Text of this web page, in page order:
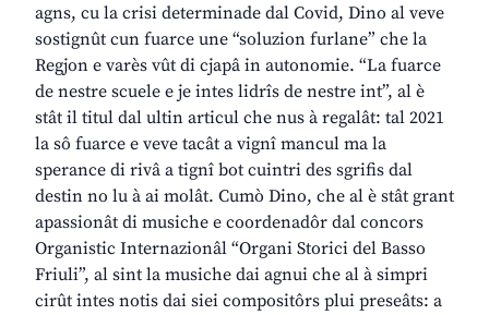
agns, cu la crisi determinade dal Covid, Dino al veve
sostignût cun fuarce une “soluzion furlane” che la
Regjon e varès vût di cjapâ in autonomie. “La fuarce
de nestre scuele e je intes lidrîs de nestre int”, al è
stât il titul dal ultin articul che nus à regalât: tal 2021
la sô fuarce e veve tacât a vignî mancul ma la
sperance di rivâ a tignî bot cuintri des sgrifis dal
destin no lu à ai molât. Cumò Dino, che al è stât grant
apassionât di musiche e coordenadôr dal concors
Organistic Internazionâl “Organi Storici del Basso
Friuli”, al sint la musiche dai agnui che al à simpri
cirût intes notis dai siei compositôrs plui preseâts: a